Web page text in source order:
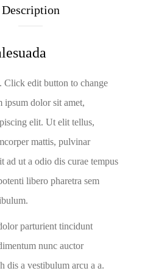
Description
Click edit button to change
ipsum dolor sit amet,
elit. Ut elit tellus,
mattis, pulvinar
ad ut a odio dis curae tempus
libero pharetra sem
parturient tincidunt
nunc auctor
dis a vestibulum arcu a a.